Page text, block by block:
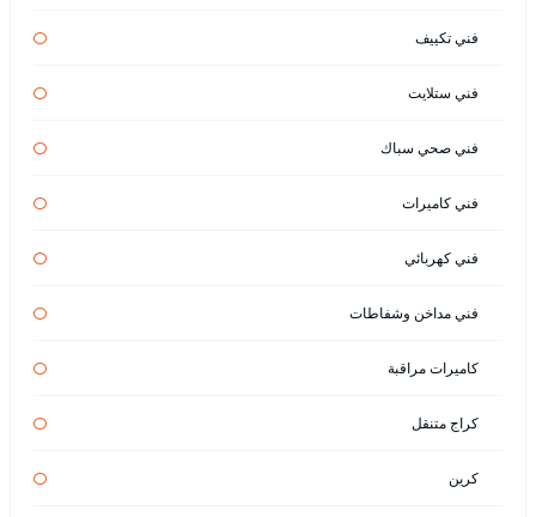
فني تكييف
فني ستلايت
فني صحي سباك
فني كاميرات
فني كهربائي
فني مداخن وشفاطات
كاميرات مراقبة
كراج متنقل
كرين